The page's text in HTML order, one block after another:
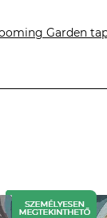
Garden